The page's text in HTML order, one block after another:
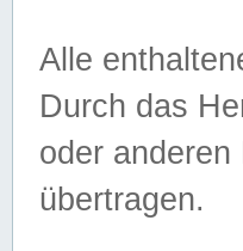
Alle
Durch das
oder
übertragen.